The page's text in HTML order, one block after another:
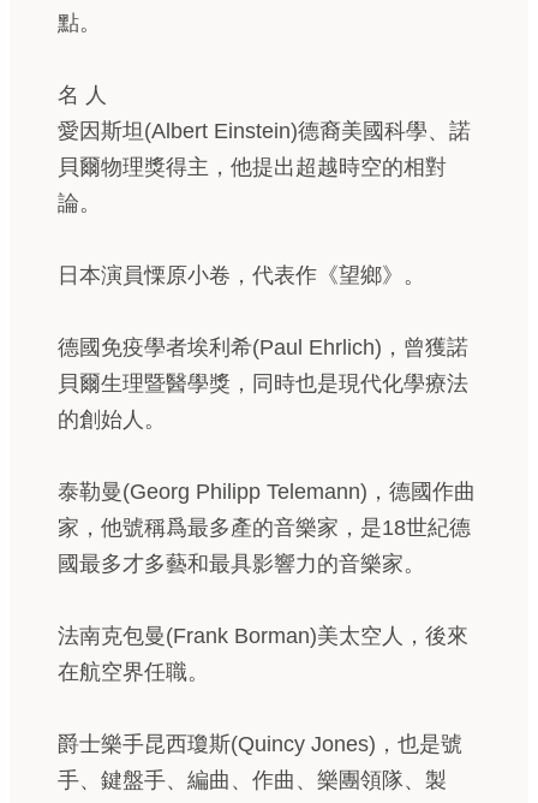
點。
名 人
愛因斯坦(Albert Einstein)德裔美國科學、諾
貝爾物理獎得主，他提出超越時空的相對
論。
日本演員慄原小卷，代表作《望鄉》。
德國免疫學者埃利希(Paul Ehrlich)，曾獲諾
貝爾生理暨醫學獎，同時也是現代化學療法
的創始人。
泰勒曼(Georg Philipp Telemann)，德國作曲
家，他號稱爲最多產的音樂家，是18世紀德
國最多才多藝和最具影響力的音樂家。
法南克包曼(Frank Borman)美太空人，後來
在航空界任職。
爵士樂手昆西瓊斯(Quincy Jones)，也是號
手、鍵盤手、編曲、作曲、樂團領隊、製